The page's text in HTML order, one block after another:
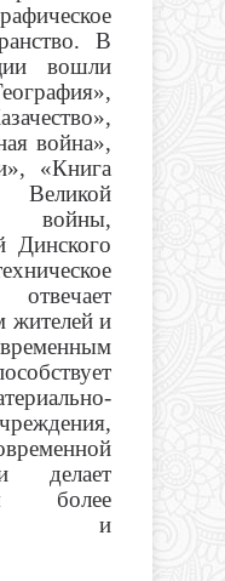
В
вошли
война»,
«Книга
Великой
войны,
Динского
жителей и
делает
более
и